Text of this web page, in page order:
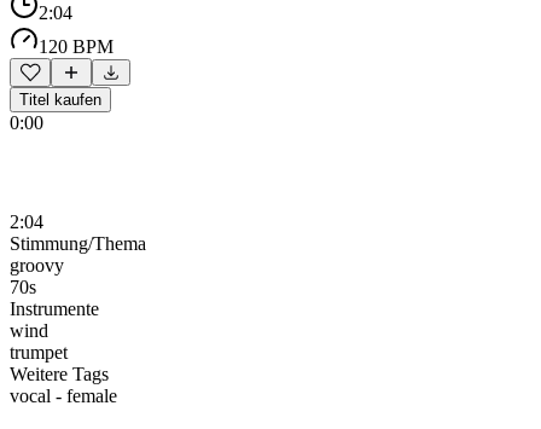
2:04
120 BPM
Titel kaufen
0:00
2:04
Stimmung/Thema
groovy
70s
Instrumente
wind
trumpet
Weitere Tags
vocal - female